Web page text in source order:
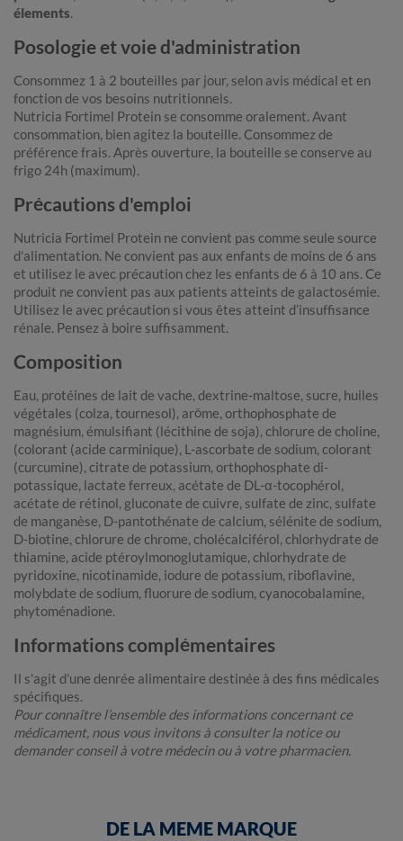
élements.
Posologie et voie d'administration
Consommez 1 à 2 bouteilles par jour, selon avis médical et en
fonction de vos besoins nutritionnels.
Nutricia Fortimel Protein se consomme oralement. Avant
consommation, bien agitez la bouteille. Consommez de
préférence frais. Après ouverture, la bouteille se conserve au
frigo 24h (maximum).
Précautions d'emploi
Nutricia Fortimel Protein ne convient pas comme seule source
d'alimentation. Ne convient pas aux enfants de moins de 6 ans
et utilisez le avec précaution chez les enfants de 6 à 10 ans. Ce
produit ne convient pas aux patients atteints de galactosémie.
Utilisez le avec précaution si vous êtes atteint d’insuffisance
rénale. Pensez à boire suffisamment.
Composition
Eau, protéines de lait de vache, dextrine-maltose, sucre, huiles
végétales (colza, tournesol), arôme, orthophosphate de
magnésium, émulsifiant (lécithine de soja), chlorure de choline,
(colorant (acide carminique), L-ascorbate de sodium, colorant
(curcumine), citrate de potassium, orthophosphate di-
potassique, lactate ferreux, acétate de DL-α-tocophérol,
acétate de rétinol, gluconate de cuivre, sulfate de zinc, sulfate
de manganèse, D-pantothénate de calcium, sélénite de sodium,
D-biotine, chlorure de chrome, cholécalciférol, chlorhydrate de
thiamine, acide ptéroylmonoglutamique, chlorhydrate de
pyridoxine, nicotinamide, iodure de potassium, riboflavine,
molybdate de sodium, fluorure de sodium, cyanocobalamine,
phytoménadione.
Informations complémentaires
Il s'agit d'une denrée alimentaire destinée à des fins médicales
spécifiques.
Pour connaître l’ensemble des informations concernant ce
médicament, nous vous invitons à consulter la notice ou
demander conseil à votre médecin ou à votre pharmacien.
DE LA MEME MARQUE